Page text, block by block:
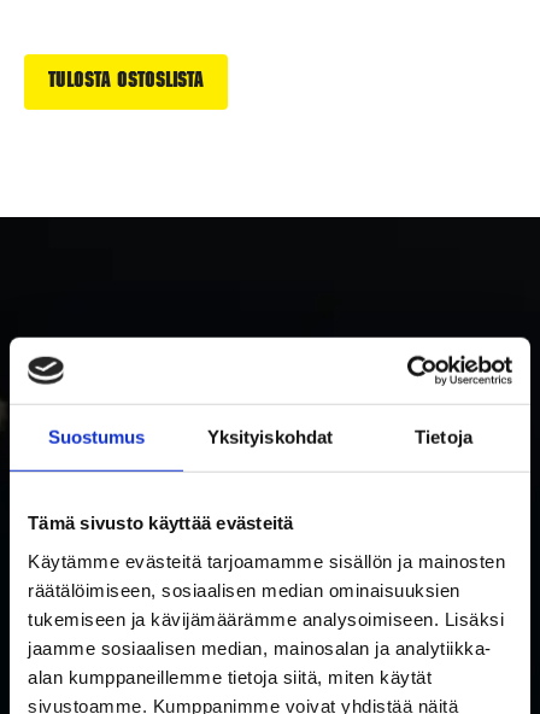
Suostumus Yksityiskohdat Tietoja
Tämä sivusto käyttää evästeitä
Käytämme evästeitä tarjoamamme sisällön ja mainosten
räätälöimiseen, sosiaalisen median ominaisuuksien
tukemiseen ja kävijämäärämme analysoimiseen. Lisäksi
jaamme sosiaalisen median, mainosalan ja analytiikka-
alan kumppaneillemme tietoja siitä, miten käytät
sivustoamme. Kumppanimme voivat yhdistää näitä
Tulosta ostoslista
Tilaa uutiskirje ja saat ensimmäisenä tietoa uutuuksista ja
tarjouksista!
Suostumus
*
Hyväksyn tietosuojaselosteen mukaisen tietojeni käytön.
Sähköposti